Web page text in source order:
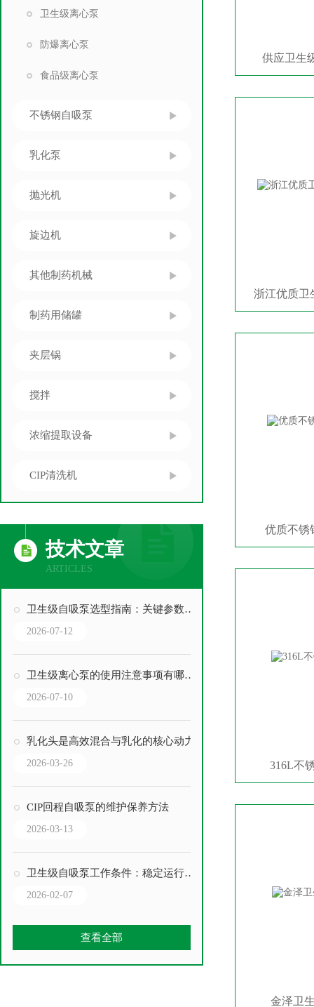
卫生级离心泵
防爆离心泵
食品级离心泵
不锈钢自吸泵
乳化泵
抛光机
旋边机
其他制药机械
制药用储罐
夹层锅
搅拌
浓缩提取设备
CIP清洗机
技术文章
ARTICLES
卫生级自吸泵选型指南：关键参数与场景匹配
2026-07-12
卫生级离心泵的使用注意事项有哪些？
2026-07-10
乳化头是高效混合与乳化的核心动力
2026-03-26
CIP回程自吸泵的维护保养方法
2026-03-13
卫生级自吸泵工作条件：稳定运行的关键要素
2026-02-07
查看全部
供应卫生
浙江优质卫
优质不锈
316L不
金泽卫